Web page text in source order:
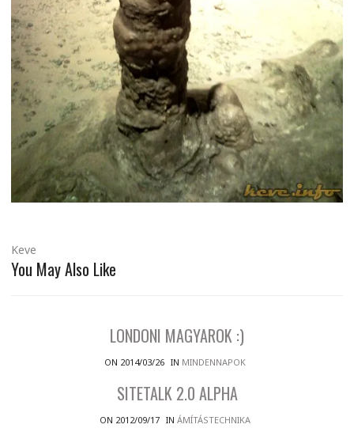
Keve
You May Also Like
LONDONI MAGYAROK :)
ON 2014/03/26 IN MINDENNAPOK
SITETALK 2.0 ALPHA
ON 2012/09/17 IN ÁMÍTÁSTECHNIKA